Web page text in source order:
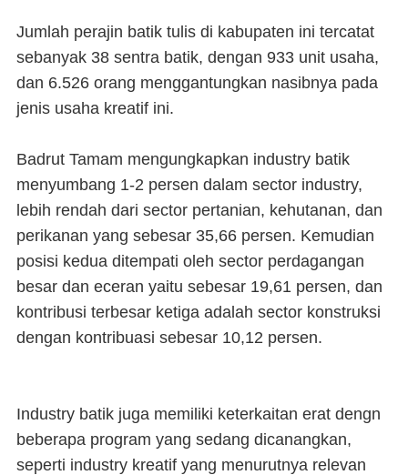
Jumlah perajin batik tulis di kabupaten ini tercatat
sebanyak 38 sentra batik, dengan 933 unit usaha,
dan 6.526 orang menggantungkan nasibnya pada
jenis usaha kreatif ini.
Badrut Tamam mengungkapkan industry batik
menyumbang 1-2 persen dalam sector industry,
lebih rendah dari sector pertanian, kehutanan, dan
perikanan yang sebesar 35,66 persen. Kemudian
posisi kedua ditempati oleh sector perdagangan
besar dan eceran yaitu sebesar 19,61 persen, dan
kontribusi terbesar ketiga adalah sector konstruksi
dengan kontribuasi sebesar 10,12 persen.
Industry batik juga memiliki keterkaitan erat dengn
beberapa program yang sedang dicanangkan,
seperti industry kreatif yang menurutnya relevan